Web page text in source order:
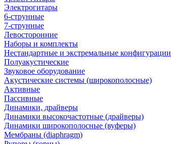
Электрогитары
6-струнные
7-струнные
Левосторонние
Наборы и комплекты
Нестандартные и экстремальные конфигурации
Полуакустические
Звуковое оборудование
Акустические системы (широкополосные)
Активные
Пассивные
Динамики, драйверы
Динамики высокочастотные (драйверы)
Динамики широкополосные (вуферы)
Мембраны (diaphragm)